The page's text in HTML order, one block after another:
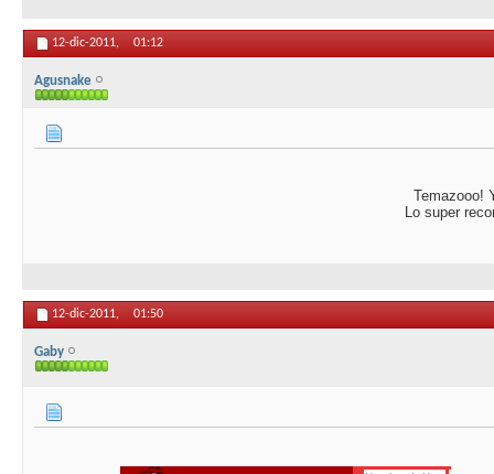
12-dic-2011, 01:12
Agusnake
Temazooo!
Lo super
12-dic-2011, 01:50
Gaby